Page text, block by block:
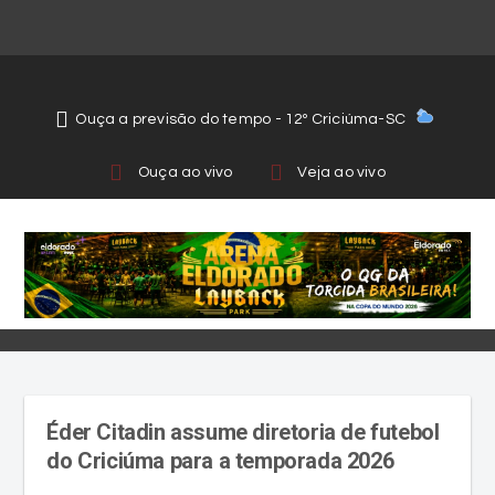
Ouça a previsão do tempo - 12º Criciúma-SC
Ouça ao vivo Veja ao vivo
Éder Citadin assume diretoria de futebol
do Criciúma para a temporada 2026